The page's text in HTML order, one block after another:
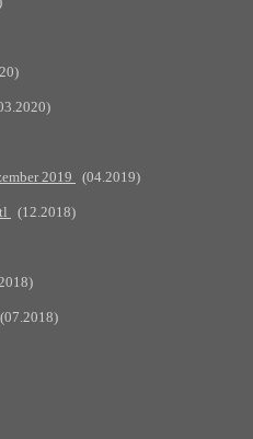
2019 (04.2019)
(12.2018)
(07.2018)